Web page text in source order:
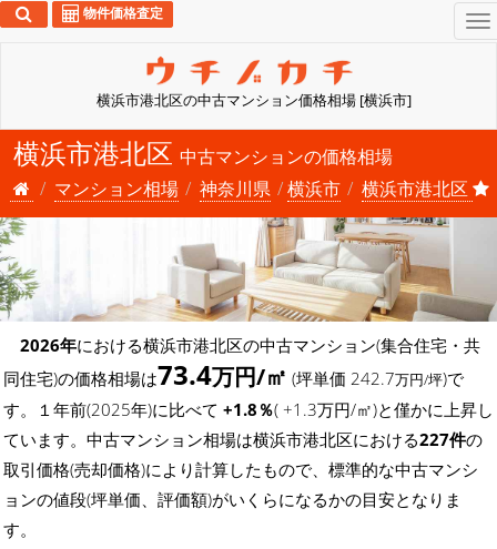
横浜市港北区の中古マンション価格相場 [横浜市]
物件価格査定
横浜市港北区 中古マンションの価格相場
マンション相場
神奈川県 横浜市 横浜市港北区
2026年における横浜市港北区の中古マンション(集合住宅・共
同住宅)の価格相場は73.4万円/㎡ (坪単価 242.7万円/坪)で
す。１年前(2025年)に比べて +1.8％( +1.3万円/㎡)と僅かに上昇し
ています。中古マンション相場は横浜市港北区における227件の
取引価格(売却価格)により計算したもので、標準的な中古マンシ
ョンの値段(坪単価、評価額)がいくらになるかの目安となりま
す。